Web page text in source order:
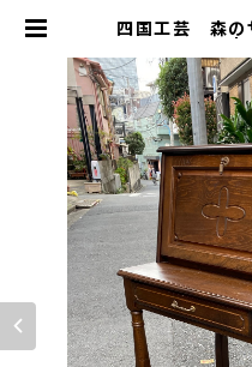
四国工芸 森の
| 新宿区神楽